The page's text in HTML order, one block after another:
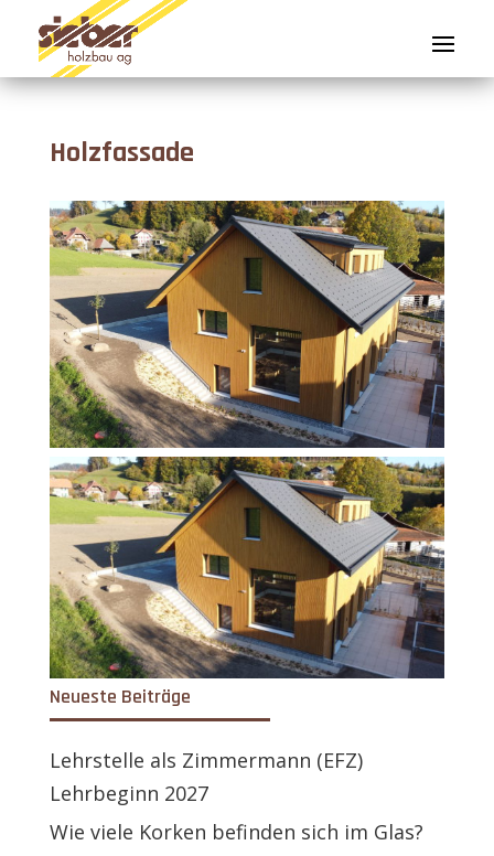
Holzfassade
Neueste Beiträge
Lehrstelle als Zimmermann (EFZ)
Lehrbeginn 2027
Wie viele Korken befinden sich im Glas?